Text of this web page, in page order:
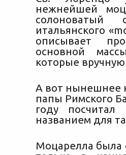
нежнейшей
итальянского
описывает
основной
которые
А вот нынешнее
папы Римского
году
названием для
Моцарелла была